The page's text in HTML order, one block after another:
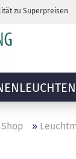
zu Superpreisen
Shop »